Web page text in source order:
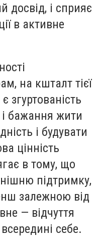
досвід, і сприяє
в активне
на кшталт тієї
згуртованість
і бажання жити
і будувати
цінність
в тому, що
підтримку,
залежною від
— відчуття
себе.